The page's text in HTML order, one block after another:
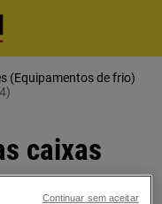
e recipientes (Equipamentos de frio)
caixas
Continuar sem aceitar